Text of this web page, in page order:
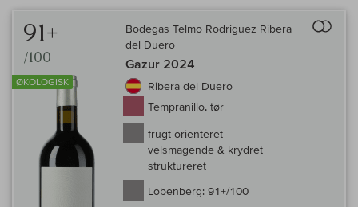
91+
/100
ØKOLOGISK
Bodegas Telmo Rodriguez Ribera
del Duero
Gazur 2024
Ribera del Duero
Tempranillo, tør
frugt-orienteret
velsmagende & krydret
struktureret
Lobenberg: 91+/100